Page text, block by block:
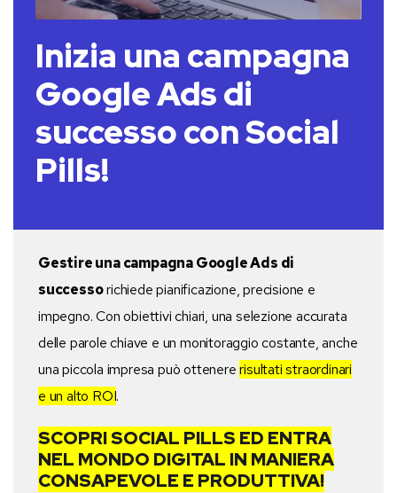
Inizia una campagna
Google Ads di
successo con Social
Pills!
Gestire una campagna Google Ads di
successorichiede pianificazione, precisione e
impegno. Con obiettivi chiari, una selezione accurata
delle parole chiave e un monitoraggio costante, anche
una piccola impresa può ottenererisultati straordinari
e un alto ROI.
SCOPRI SOCIAL PILLS ED ENTRA
NEL MONDO DIGITAL IN MANIERA
CONSAPEVOLE E PRODUTTIVA!